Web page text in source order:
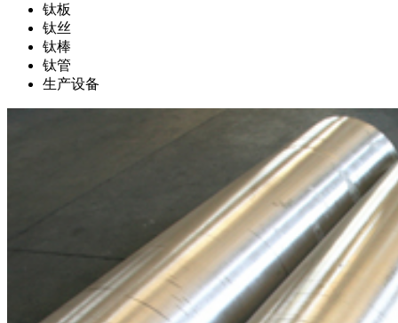
钛板
钛丝
钛棒
钛管
生产设备